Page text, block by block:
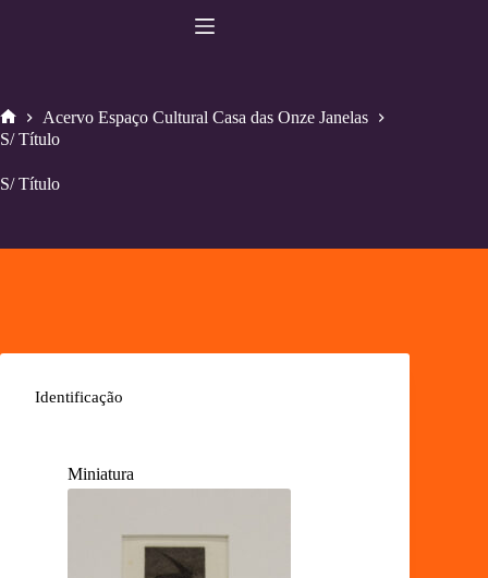
Home
Acervo Espaço Cultural Casa das Onze Janelas
S/ Título
S/ Título
Identificação
Miniatura